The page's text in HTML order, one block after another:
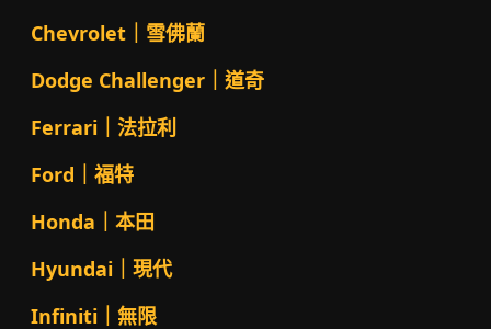
Chevrolet｜雪佛蘭
Dodge Challenger｜道奇
Ferrari｜法拉利
Ford｜福特
Honda｜本田
Hyundai｜現代
Infiniti｜無限